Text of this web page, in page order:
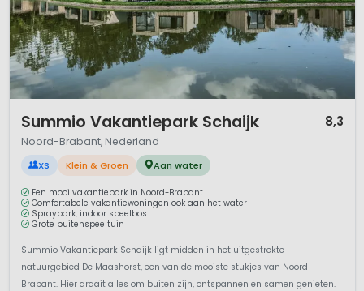
Summio Vakantiepark Schaijk 8,3
Noord-Brabant, Nederland
XS Klein & Groen Aan water
Een mooi vakantiepark in Noord-Brabant
Comfortabele vakantiewoningen ook aan het water
Spraypark, indoor speelbos
Grote buitenspeeltuin
Summio Vakantiepark Schaijk ligt midden in het uitgestrekte
natuurgebied De Maashorst, een van de mooiste stukjes van Noord-
Brabant. Hier draait alles om buiten zijn, ontspannen en samen genieten.